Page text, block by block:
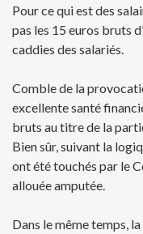
Pour ce qui est des
pas les 15 euros bruts
caddies des salariés.
Comble de la
excellente santé
bruts au titre de la
Bien sûr, suivant la
ont été touchés par le
allouée amputée.
Dans le même temps,